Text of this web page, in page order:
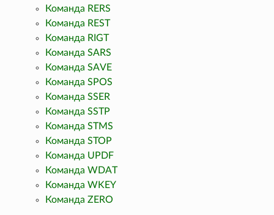
Команда RERS
Команда REST
Команда RIGT
Команда SARS
Команда SAVE
Команда SPOS
Команда SSER
Команда SSTP
Команда STMS
Команда STOP
Команда UPDF
Команда WDAT
Команда WKEY
Команда ZERO